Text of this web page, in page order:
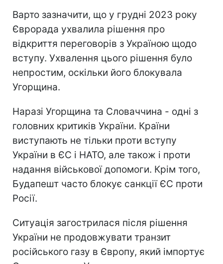
Варто зазначити, що у грудні 2023 року
Єврорада ухвалила рішення про
відкриття переговорів з Україною щодо
вступу. Ухвалення цього рішення було
непростим, оскільки його блокувала
Угорщина.
Наразі Угорщина та Словаччина - одні з
головних критиків України. Країни
виступають не тільки проти вступу
України в ЄС і НАТО, але також і проти
надання військової допомоги. Крім того,
Будапешт часто блокує санкції ЄС проти
Росії.
Ситуація загострилася після рішення
України не продовжувати транзит
російського газу в Європу, який імпортує